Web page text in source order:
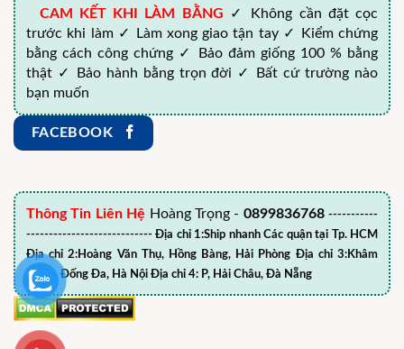
CAM KẾT KHI LÀM BẰNG ✓ Không cần đặt cọc
trước khi làm ✓ Làm xong giao tận tay ✓ Kiểm chứng
bằng cách công chứng ✓ Bảo đảm giống 100 % bằng
thật ✓ Bảo hành bằng trọn đời ✓ Bất cứ trường nào
bạn muốn
FACEBOOK
Thông Tin Liên Hệ Hoàng Trọng - 0899836768 -----------
---------------------------- Địa chỉ 1:Ship nhanh Các quận tại Tp. HCM
Địa chỉ 2:Hoàng Văn Thụ, Hồng Bàng, Hải Phòng Địa chỉ 3:Khâm
Thiên, Đống Đa, Hà Nội Địa chỉ 4: P, Hải Châu, Đà Nẵng